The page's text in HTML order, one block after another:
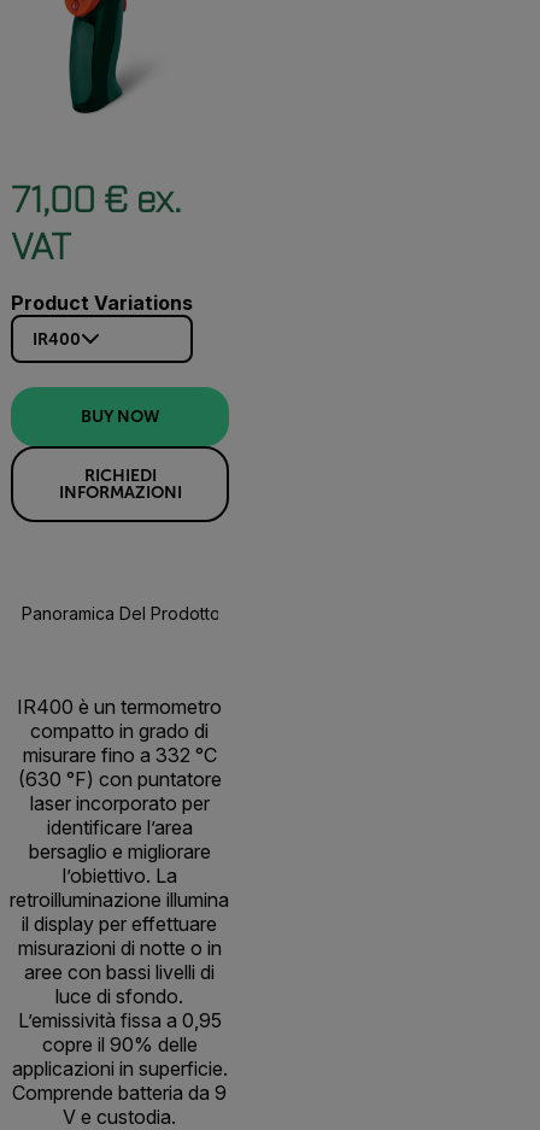
71,00 € ex.
VAT
Product Variations
IR400
BUY NOW
RICHIEDI
INFORMAZIONI
Panoramica Del Prodotto
IR400 è un termometro
compatto in grado di
misurare fino a 332 °C
(630 °F) con puntatore
laser incorporato per
identificare l’area
bersaglio e migliorare
l’obiettivo. La
retroilluminazione illumina
il display per effettuare
misurazioni di notte o in
aree con bassi livelli di
luce di sfondo.
L’emissività fissa a 0,95
copre il 90% delle
applicazioni in superficie.
Comprende batteria da 9
V e custodia.